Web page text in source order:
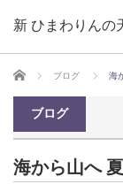
新 ひまわりんの
ホーム ブログ 海
ブログ
海から山へ